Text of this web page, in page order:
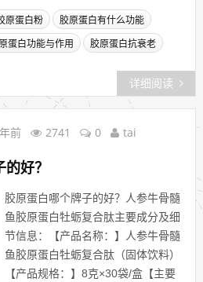
原蛋白粉 胶原蛋白有什么功能
蛋白功能与作用 胶原蛋白抗衰老
详细阅读
前 2741 0 tai
好？
胶原蛋白哪个牌子的好？人参牛骨髓
鱼胶原蛋白牡蛎复合肽主要成分及细
节信息：【产品名称：】人参牛骨髓
鱼胶原蛋白牡蛎复合肽（固体饮料）
【产品规格：】8克×30袋/盒【主要